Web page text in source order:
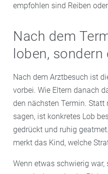
empfohlen sind Reiben
Nach dem
loben, sondern
Nach dem Arztbesuch ist
vorbei. Wie Eltern danach
den nächsten Termin. Statt
sagen, ist konkretes Lob
gedrückt und ruhig
merkt das Kind, welche
Wenn etwas schwierig